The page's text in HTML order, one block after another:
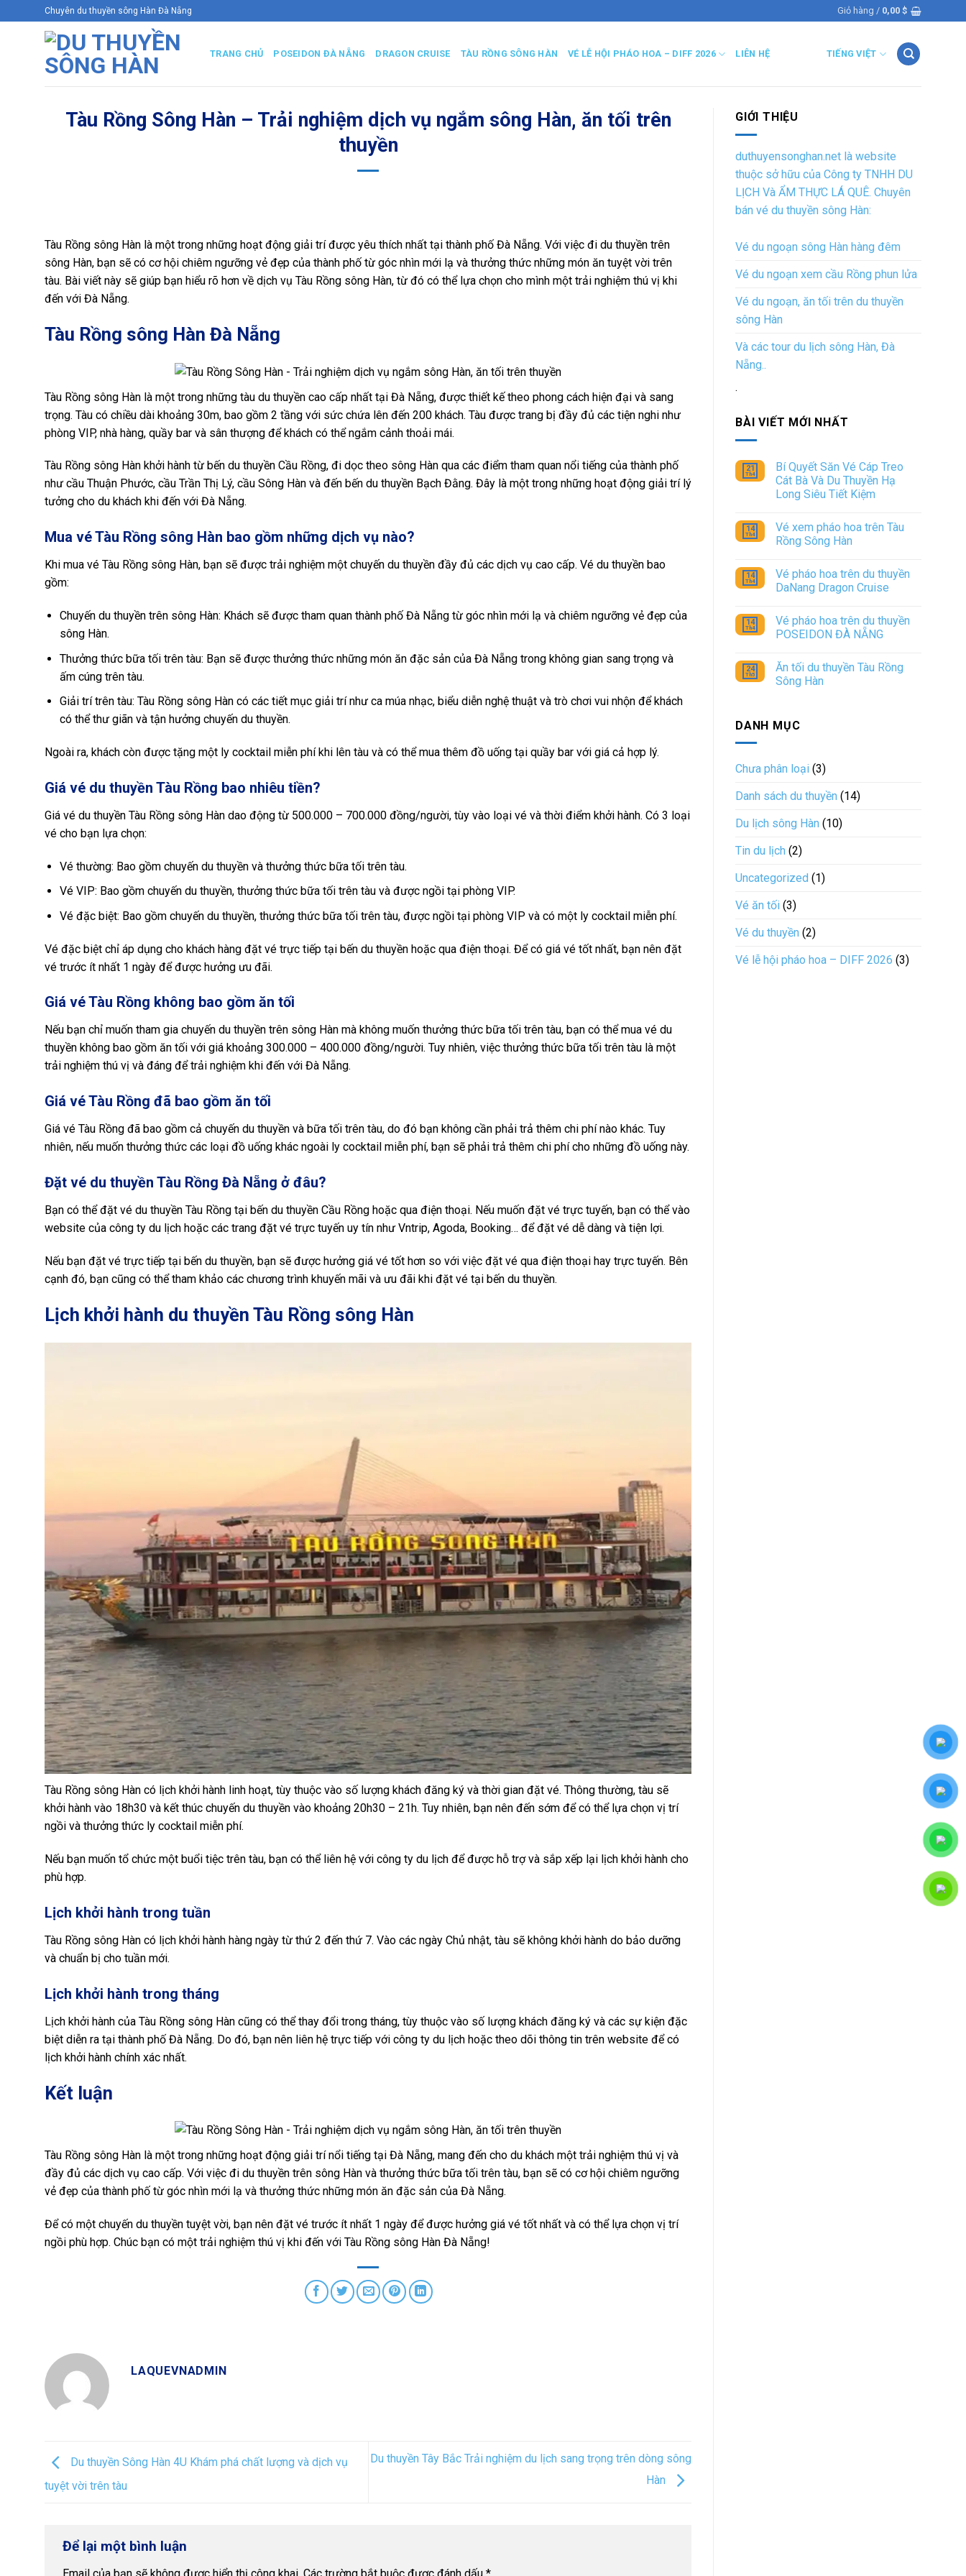
qua
Chuyên du thuyền sông Hàn Đà Nẵng Giỏ hàng / 0,00 $
TRANG CHỦ POSEIDON ĐÀ NẴNG DRAGON CRUISE TÀU RỒNG SÔNG HÀN VÉ LỄ HỘI PHÁO HOA – DIFF 2026 LIÊN HỆ TIẾNG VIỆT
Tàu Rồng Sông Hàn – Trải nghiệm dịch vụ ngắm sông Hàn, ăn tối trên
thuyền
Tàu Rồng sông Hàn là một trong những hoạt động giải trí được yêu thích nhất tại thành phố Đà Nẵng. Với việc đi du thuyền trên
sông Hàn, bạn sẽ có cơ hội chiêm ngưỡng vẻ đẹp của thành phố từ góc nhìn mới lạ và thưởng thức những món ăn tuyệt vời trên
tàu. Bài viết này sẽ giúp bạn hiểu rõ hơn về dịch vụ Tàu Rồng sông Hàn, từ đó có thể lựa chọn cho mình một trải nghiệm thú vị khi
đến với Đà Nẵng.
Tàu Rồng sông Hàn Đà Nẵng
Tàu Rồng sông Hàn là một trong những tàu du thuyền cao cấp nhất tại Đà Nẵng, được thiết kế theo phong cách hiện đại và sang
trọng. Tàu có chiều dài khoảng 30m, bao gồm 2 tầng với sức chứa lên đến 200 khách. Tàu được trang bị đầy đủ các tiện nghi như
phòng VIP, nhà hàng, quầy bar và sân thượng để khách có thể ngắm cảnh thoải mái.
Tàu Rồng sông Hàn khởi hành từ bến du thuyền Cầu Rồng, đi dọc theo sông Hàn qua các điểm tham quan nổi tiếng của thành phố
như cầu Thuận Phước, cầu Trần Thị Lý, cầu Sông Hàn và đến bến du thuyền Bạch Đằng. Đây là một trong những hoạt động giải trí lý
tưởng cho du khách khi đến với Đà Nẵng.
Mua vé Tàu Rồng sông Hàn bao gồm những dịch vụ nào?
Khi mua vé Tàu Rồng sông Hàn, bạn sẽ được trải nghiệm một chuyến du thuyền đầy đủ các dịch vụ cao cấp. Vé du thuyền bao
gồm:
Chuyến du thuyền trên sông Hàn: Khách sẽ được tham quan thành phố Đà Nẵng từ góc nhìn mới lạ và chiêm ngưỡng vẻ đẹp của
sông Hàn.
Thưởng thức bữa tối trên tàu: Bạn sẽ được thưởng thức những món ăn đặc sản của Đà Nẵng trong không gian sang trọng và
ấm cúng trên tàu.
Giải trí trên tàu: Tàu Rồng sông Hàn có các tiết mục giải trí như ca múa nhạc, biểu diễn nghệ thuật và trò chơi vui nhộn để khách
có thể thư giãn và tận hưởng chuyến du thuyền.
Ngoài ra, khách còn được tặng một ly cocktail miễn phí khi lên tàu và có thể mua thêm đồ uống tại quầy bar với giá cả hợp lý.
Giá vé du thuyền Tàu Rồng bao nhiêu tiền?
Giá vé du thuyền Tàu Rồng sông Hàn dao động từ 500.000 – 700.000 đồng/người, tùy vào loại vé và thời điểm khởi hành. Có 3 loại
vé cho bạn lựa chọn:
Vé thường: Bao gồm chuyến du thuyền và thưởng thức bữa tối trên tàu.
Vé VIP: Bao gồm chuyến du thuyền, thưởng thức bữa tối trên tàu và được ngồi tại phòng VIP.
Vé đặc biệt: Bao gồm chuyến du thuyền, thưởng thức bữa tối trên tàu, được ngồi tại phòng VIP và có một ly cocktail miễn phí.
Vé đặc biệt chỉ áp dụng cho khách hàng đặt vé trực tiếp tại bến du thuyền hoặc qua điện thoại. Để có giá vé tốt nhất, bạn nên đặt
vé trước ít nhất 1 ngày để được hưởng ưu đãi.
Giá vé Tàu Rồng không bao gồm ăn tối
Nếu bạn chỉ muốn tham gia chuyến du thuyền trên sông Hàn mà không muốn thưởng thức bữa tối trên tàu, bạn có thể mua vé du
thuyền không bao gồm ăn tối với giá khoảng 300.000 – 400.000 đồng/người. Tuy nhiên, việc thưởng thức bữa tối trên tàu là một
trải nghiệm thú vị và đáng để trải nghiệm khi đến với Đà Nẵng.
Giá vé Tàu Rồng đã bao gồm ăn tối
Giá vé Tàu Rồng đã bao gồm cả chuyến du thuyền và bữa tối trên tàu, do đó bạn không cần phải trả thêm chi phí nào khác. Tuy
nhiên, nếu muốn thưởng thức các loại đồ uống khác ngoài ly cocktail miễn phí, bạn sẽ phải trả thêm chi phí cho những đồ uống này.
Đặt vé du thuyền Tàu Rồng Đà Nẵng ở đâu?
Bạn có thể đặt vé du thuyền Tàu Rồng tại bến du thuyền Cầu Rồng hoặc qua điện thoại. Nếu muốn đặt vé trực tuyến, bạn có thể vào
website của công ty du lịch hoặc các trang đặt vé trực tuyến uy tín như Vntrip, Agoda, Booking… để đặt vé dễ dàng và tiện lợi.
Nếu bạn đặt vé trực tiếp tại bến du thuyền, bạn sẽ được hưởng giá vé tốt hơn so với việc đặt vé qua điện thoại hay trực tuyến. Bên
cạnh đó, bạn cũng có thể tham khảo các chương trình khuyến mãi và ưu đãi khi đặt vé tại bến du thuyền.
Lịch khởi hành du thuyền Tàu Rồng sông Hàn
Tàu Rồng sông Hàn có lịch khởi hành linh hoạt, tùy thuộc vào số lượng khách đăng ký và thời gian đặt vé. Thông thường, tàu sẽ
khởi hành vào 18h30 và kết thúc chuyến du thuyền vào khoảng 20h30 – 21h. Tuy nhiên, bạn nên đến sớm để có thể lựa chọn vị trí
ngồi và thưởng thức ly cocktail miễn phí.
Nếu bạn muốn tổ chức một buổi tiệc trên tàu, bạn có thể liên hệ với công ty du lịch để được hỗ trợ và sắp xếp lại lịch khởi hành cho
phù hợp.
Lịch khởi hành trong tuần
Tàu Rồng sông Hàn có lịch khởi hành hàng ngày từ thứ 2 đến thứ 7. Vào các ngày Chủ nhật, tàu sẽ không khởi hành do bảo dưỡng
và chuẩn bị cho tuần mới.
Lịch khởi hành trong tháng
Lịch khởi hành của Tàu Rồng sông Hàn cũng có thể thay đổi trong tháng, tùy thuộc vào số lượng khách đăng ký và các sự kiện đặc
biệt diễn ra tại thành phố Đà Nẵng. Do đó, bạn nên liên hệ trực tiếp với công ty du lịch hoặc theo dõi thông tin trên website để có
lịch khởi hành chính xác nhất.
Kết luận
Tàu Rồng sông Hàn là một trong những hoạt động giải trí nổi tiếng tại Đà Nẵng, mang đến cho du khách một trải nghiệm thú vị và
đầy đủ các dịch vụ cao cấp. Với việc đi du thuyền trên sông Hàn và thưởng thức bữa tối trên tàu, bạn sẽ có cơ hội chiêm ngưỡng
vẻ đẹp của thành phố từ góc nhìn mới lạ và thưởng thức những món ăn đặc sản của Đà Nẵng.
Để có một chuyến du thuyền tuyệt vời, bạn nên đặt vé trước ít nhất 1 ngày để được hưởng giá vé tốt nhất và có thể lựa chọn vị trí
ngồi phù hợp. Chúc bạn có một trải nghiệm thú vị khi đến với Tàu Rồng sông Hàn Đà Nẵng!
LAQUEVNADMIN
Du thuyền Sông Hàn 4U Khám phá chất lượng và dịch vụ
tuyệt vời trên tàu
Du thuyền Tây Bắc Trải nghiệm du lịch sang trọng trên dòng sông
Hàn
Để lại một bình luận
GIỚI THIỆU
duthuyensonghan.net là website
thuộc sở hữu của Công ty TNHH DU
LỊCH Và ẨM THỰC LÁ QUÊ. Chuyên
bán vé du thuyền sông Hàn:
Vé du ngoạn sông Hàn hàng đêm
Vé du ngoạn xem cầu Rồng phun lửa
Vé du ngoạn, ăn tối trên du thuyền
sông Hàn
Và các tour du lịch sông Hàn, Đà
Nẵng..
.
BÀI VIẾT MỚI NHẤT
21
Th4
Bí Quyết Săn Vé Cáp Treo
Cát Bà Và Du Thuyền Hạ
Long Siêu Tiết Kiệm
bình
luận
ở
Săn
Vé
Cáp
Bà
Và
Du
Long
Siêu
Tiết
14
Th4
Vé xem pháo hoa trên Tàu
Rồng Sông Hàn
bình
luận
ở
pháo
hoa
trên
Sông
Hàn
14
Th4
Vé pháo hoa trên du thuyền
DaNang Dragon Cruise
bình
luận
ở
hoa
trên
du
Cruise
14
Th4
Vé pháo hoa trên du thuyền
POSEIDON ĐÀ NẴNG
bình
luận
ở
trên
du
NẴNG
24
Th5
Ăn tối du thuyền Tàu Rồng
Sông Hàn
luận
ở
thuyền
Sông
DANH MỤC
Chưa phân loại (3)
Danh sách du thuyền (14)
Du lịch sông Hàn (10)
Tin du lịch (2)
Uncategorized (1)
Vé ăn tối (3)
Vé du thuyền (2)
Vé lễ hội pháo hoa – DIFF 2026 (3)